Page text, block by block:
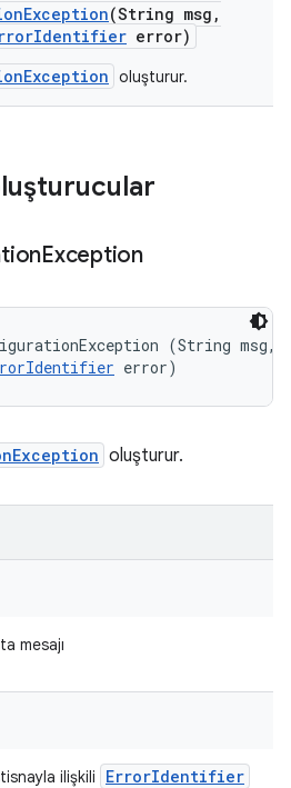
Exception(String msg ,
Identifier error)
oluşturur.
Exception
(String msg,
error)
oluşturur.
mesajı
ilişkili ErrorIdentifier